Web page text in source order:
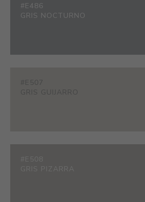
#E486
GRIS NOCTURNO